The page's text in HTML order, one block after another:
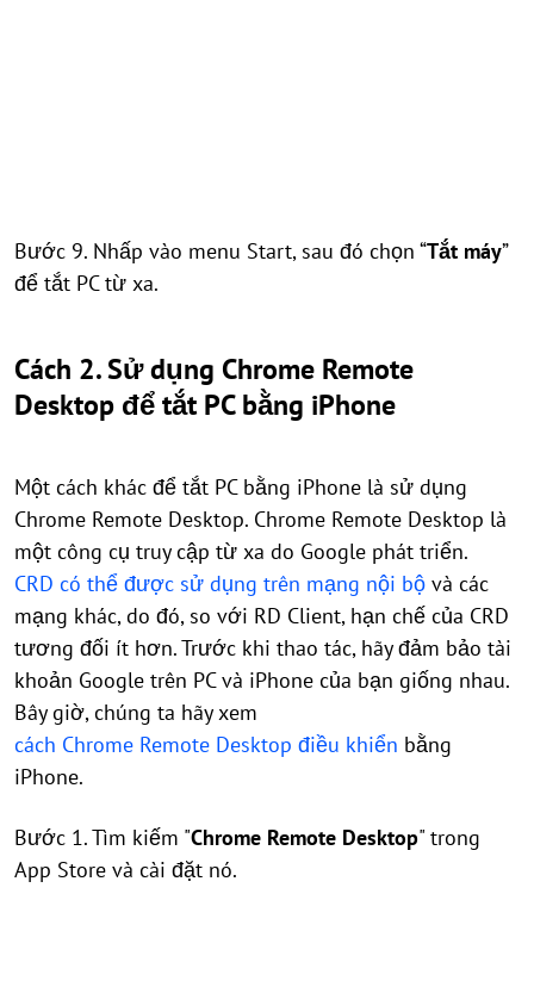
Bước 9. Nhấp vào menu Start, sau đó chọn “Tắt máy”
để tắt PC từ xa.
Cách 2. Sử dụng Chrome Remote
Desktop để tắt PC bằng iPhone
Một cách khác để tắt PC bằng iPhone là sử dụng
Chrome Remote Desktop. Chrome Remote Desktop là
một công cụ truy cập từ xa do Google phát triển.
CRD có thể được sử dụng trên mạng nội bộ và các
mạng khác, do đó, so với RD Client, hạn chế của CRD
tương đối ít hơn. Trước khi thao tác, hãy đảm bảo tài
khoản Google trên PC và iPhone của bạn giống nhau.
Bây giờ, chúng ta hãy xem
cách Chrome Remote Desktop điều khiển bằng
iPhone.
Bước 1. Tìm kiếm "Chrome Remote Desktop" trong
App Store và cài đặt nó.